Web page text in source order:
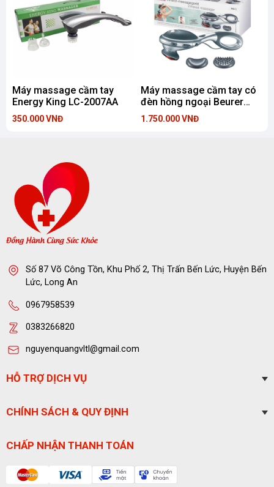
Máy massage cầm tay
Energy King LC-2007AA
350.000 VNĐ
Máy massage cầm tay có
đèn hồng ngoại Beurer
MG70
1.750.000 VNĐ
Số 87 Võ Công Tồn, Khu Phố 2, Thị Trấn Bến Lức, Huyện Bến
Lức, Long An
0967958539
0383266820
nguyenquangvltl@gmail.com
HỖ TRỢ DỊCH VỤ
CHÍNH SÁCH & QUY ĐỊNH
CHẤP NHẬN THANH TOÁN